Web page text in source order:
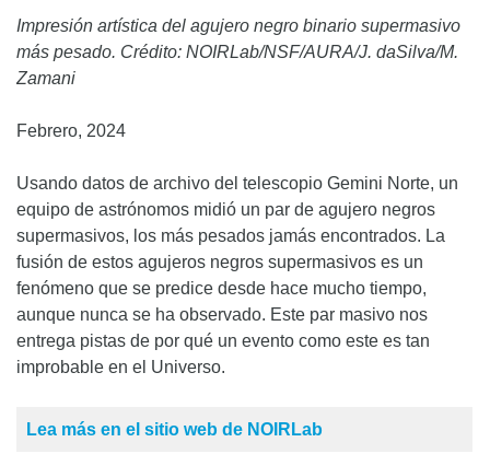
Impresión artística del agujero negro binario supermasivo
más pesado. Crédito: NOIRLab/NSF/AURA/J. daSilva/M.
Zamani
Febrero, 2024
Usando datos de archivo del telescopio Gemini Norte, un
equipo de astrónomos midió un par de agujero negros
supermasivos, los más pesados jamás encontrados. La
fusión de estos agujeros negros supermasivos es un
fenómeno que se predice desde hace mucho tiempo,
aunque nunca se ha observado. Este par masivo nos
entrega pistas de por qué un evento como este es tan
improbable en el Universo.
Lea más en el sitio web de NOIRLab